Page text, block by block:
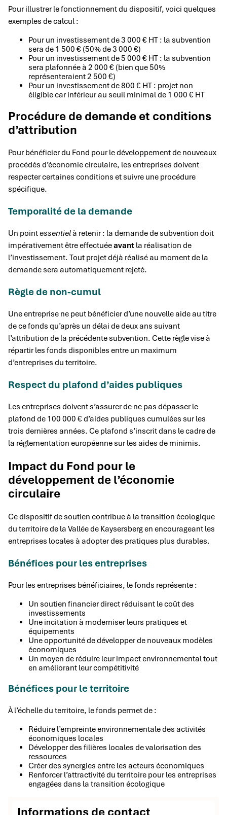
Pour illustrer le fonctionnement du dispositif, voici quelques
exemples de calcul :
Pour un investissement de 3 000 € HT : la subvention
sera de 1 500 € (50% de 3 000 €)
Pour un investissement de 5 000 € HT : la subvention
sera plafonnée à 2 000 € (bien que 50%
représenteraient 2 500 €)
Pour un investissement de 800 € HT : projet non
éligible car inférieur au seuil minimal de 1 000 € HT
Procédure de demande et conditions
d’attribution
Pour bénéficier du Fond pour le développement de nouveaux
procédés d’économie circulaire, les entreprises doivent
respecter certaines conditions et suivre une procédure
spécifique.
Temporalité de la demande
Un pointessentielà retenir : la demande de subvention doit
impérativement être effectuéeavant la réalisation de
l’investissement. Tout projet déjà réalisé au moment de la
demande sera automatiquement rejeté.
Règle de non-cumul
Une entreprise ne peut bénéficier d’une nouvelle aide au titre
de ce fonds qu’après un délai de deux ans suivant
l’attribution de la précédente subvention. Cette règle vise à
répartir les fonds disponibles entre un maximum
d’entreprises du territoire.
Respect du plafond d’aides publiques
Les entreprises doivent s’assurer de ne pas dépasser le
plafond de 100 000 € d’aides publiques cumulées sur les
trois dernières années. Ce plafond s’inscrit dans le cadre de
la réglementation européenne sur les aides de minimis.
Impact du Fond pour le
développement de l’économie
circulaire
Ce dispositif de soutien contribue à la transition écologique
du territoire de la Vallée de Kaysersberg en encourageant les
entreprises locales à adopter des pratiques plus durables.
Bénéfices pour les entreprises
Pour les entreprises bénéficiaires, le fonds représente :
Un soutien financier direct réduisant le coût des
investissements
Une incitation à moderniser leurs pratiques et
équipements
Une opportunité de développer de nouveaux modèles
économiques
Un moyen de réduire leur impact environnemental tout
en améliorant leur compétitivité
Bénéfices pour le territoire
À l’échelle du territoire, le fonds permet de :
Réduire l’empreinte environnementale des activités
économiques locales
Développer des filières locales de valorisation des
ressources
Créer des synergies entre les acteurs économiques
Renforcer l’attractivité du territoire pour les entreprises
engagées dans la transition écologique